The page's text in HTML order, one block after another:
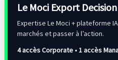
Le Moci Export Decision
Expertise Le Moci + plateforme
marchés et passer à l’action.
4 accès Corporate • 1 accès